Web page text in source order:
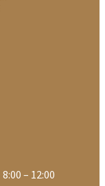
8:00 – 12:00